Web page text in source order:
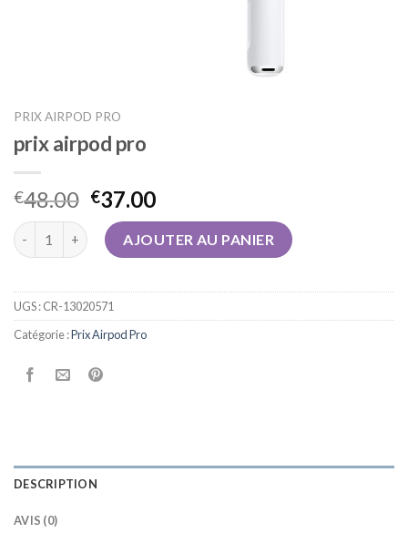
PRIX AIRPOD PRO
prix airpod pro
€48.00 €37.00
quantité de prix airpod proAJOUTER AU PANIER
UGS :CR-13020571
Catégorie :Prix Airpod Pro
DESCRIPTION
AVIS (0)